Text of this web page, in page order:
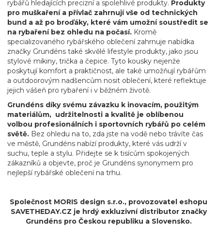
rybářů hledajících precizní a spolehlivé produkty. Produkty
pro muškaření a přívlač zahrnují vše od technických
bund a až po broďáky, které vám umožní soustředit se
na rybaření bez ohledu na počasí. Kromě
specializovaného rybářského oblečení zahrnuje nabídka
značky Grundéns také skvělé lifestyle produkty, jako jsou
stylové mikiny, trička a čepice. Tyto kousky nejenže
poskytují komfort a praktičnost, ale také umožňují rybářům
a outdoorovým nadšencům nosit oblečení, které reflektuje
jejich vášeň pro rybaření i v běžném životě.
Grundéns díky svému závazku k inovacím, použitým
materiálům, udržitelnosti a kvalitě je oblíbenou
volbou profesionálních i sportovních rybářů po celém
světě. Bez ohledu na to, zda jste na vodě nebo trávíte čas
ve městě, Grundéns nabízí produkty, které vás udrží v
suchu, teple a stylu. Přidejte se k tisícům spokojených
zákazníků a objevte, proč je Grundéns synonymem pro
nejlepší rybářské oblečení na trhu.
Společnost MORIS design s.r.o., provozovatel eshopu
SAVETHEDAY.CZ je hrdý exkluzivní distributor značky
Grundéns pro Českou republiku a Slovensko.